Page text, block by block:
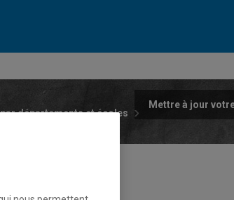
départements et écoles
Mettre à jour